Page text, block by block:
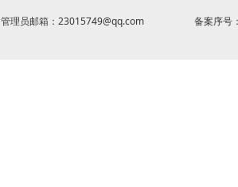
管理员邮箱：23015749@qq.com 备案序号